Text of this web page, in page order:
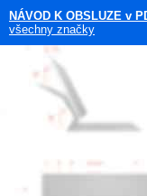
NÁVOD K OBSLUZE v
všechny značky